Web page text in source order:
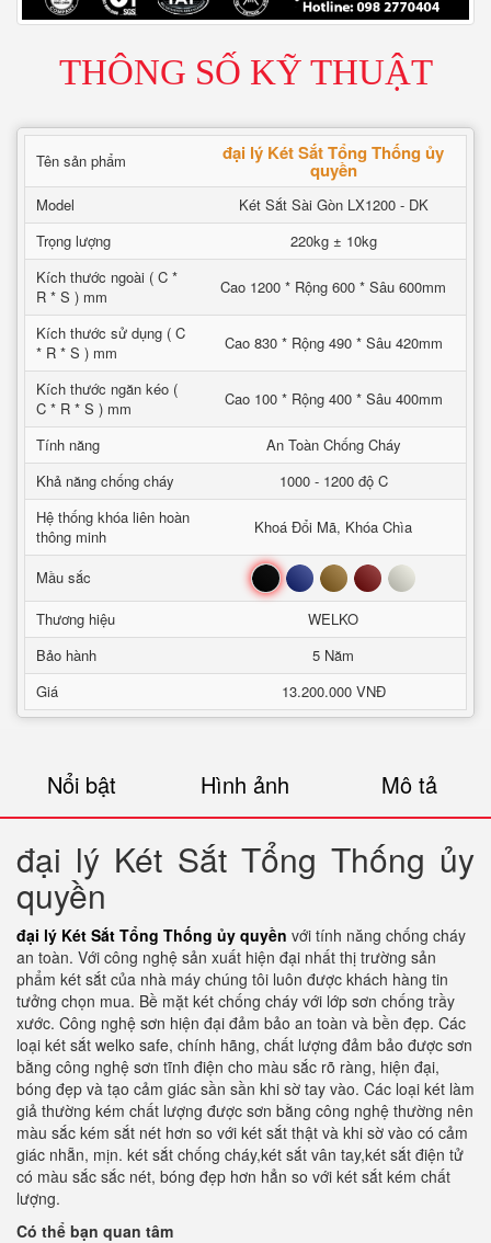
THÔNG SỐ KỸ THUẬT
Tên sản phẩm đại lý Két Sắt Tổng Thống ủy
quyền
Model
Két Sắt Sài Gòn LX1200 - DK
Trọng lượng
220kg ± 10kg
Kích thước ngoài ( C *
R * S ) mm
Cao 1200 * Rộng 600 * Sâu 600mm
Kích thước sử dụng ( C
* R * S ) mm
Cao 830 * Rộng 490 * Sâu 420mm
Kích thước ngăn kéo (
C * R * S ) mm
Cao 100 * Rộng 400 * Sâu 400mm
Tính năng
An Toàn Chống Cháy
Khả năng chống cháy
1000 - 1200 độ C
Hệ thống khóa liên hoàn
thông minh
Khoá Đổi Mã, Khóa Chìa
Mầu sắc Đen Xanh Nâu Đỏ Trắng
Thương hiệu
WELKO
Bảo hành
5 Năm
Giá
13.200.000 VNĐ
Nổi bật Hình ảnh Mô tả
đại lý Két Sắt Tổng Thống ủy
quyền
đại lý Két Sắt Tổng Thống ủy quyền với tính năng chống cháy
an toàn. Với công nghệ sản xuất hiện đại nhất thị trường sản
phẩm két sắt của nhà máy chúng tôi luôn được khách hàng tin
tưởng chọn mua. Bề mặt két chống cháy với lớp sơn chống trầy
xước. Công nghệ sơn hiện đại đảm bảo an toàn và bền đẹp. Các
loại két sắt welko safe, chính hãng, chất lượng đảm bảo được sơn
bằng công nghệ sơn tĩnh điện cho màu sắc rõ ràng, hiện đại,
bóng đẹp và tạo cảm giác sần sần khi sờ tay vào. Các loại két làm
giả thường kém chất lượng được sơn bằng công nghệ thường nên
màu sắc kém sắt nét hơn so với két sắt thật và khi sờ vào có cảm
giác nhẵn, mịn. két sắt chống cháy,két sắt vân tay,két sắt điện tử
có màu sắc sắc nét, bóng đẹp hơn hẳn so với két sắt kém chất
lượng.
Có thể bạn quan tâm